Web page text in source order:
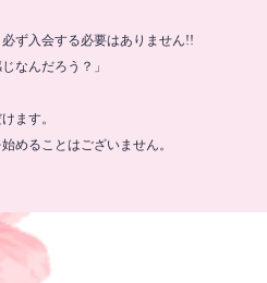
ず入会する必要はありません!!
なんだろう？」
ます。
めることはございません。